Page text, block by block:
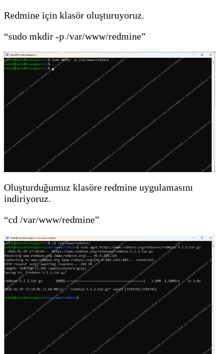
Redmine için klasör oluşturuyoruz.
“sudo mkdir -p /var/www/redmine”
Oluşturduğumuz klasöre redmine uygulamasını
indiriyoruz.
“cd /var/www/redmine”